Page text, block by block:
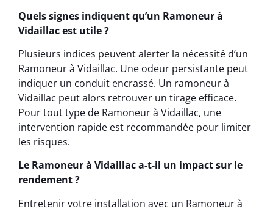
Quels signes indiquent qu’un Ramoneur à
Vidaillac est utile ?
Plusieurs indices peuvent alerter la nécessité d’un
Ramoneur à Vidaillac. Une odeur persistante peut
indiquer un conduit encrassé. Un ramoneur à
Vidaillac peut alors retrouver un tirage efficace.
Pour tout type de Ramoneur à Vidaillac, une
intervention rapide est recommandée pour limiter
les risques.
Le Ramoneur à Vidaillac a-t-il un impact sur le
rendement ?
Entretenir votre installation avec un Ramoneur à